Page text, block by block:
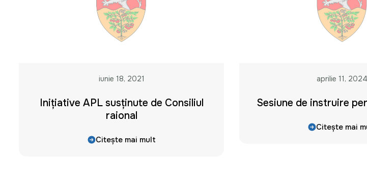
iunie 18, 2021
Inițiative APL susținute de Consiliul
raional
Citește mai mult
aprilie 11, 2024
Sesiune de instruire
Citește mai